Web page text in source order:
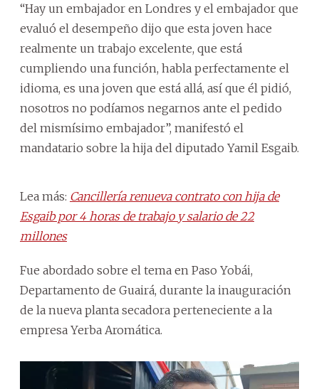
“Hay un embajador en Londres y el embajador que
evaluó el desempeño dijo que esta joven hace
realmente un trabajo excelente, que está
cumpliendo una función, habla perfectamente el
idioma, es una joven que está allá, así que él pidió,
nosotros no podíamos negarnos ante el pedido
del mismísimo embajador”, manifestó el
mandatario sobre la hija del diputado Yamil Esgaib.
Lea más: Cancillería renueva contrato con hija de
Esgaib por 4 horas de trabajo y salario de 22
millones
Fue abordado sobre el tema en Paso Yobái,
Departamento de Guairá, durante la inauguración
de la nueva planta secadora perteneciente a la
empresa Yerba Aromática.